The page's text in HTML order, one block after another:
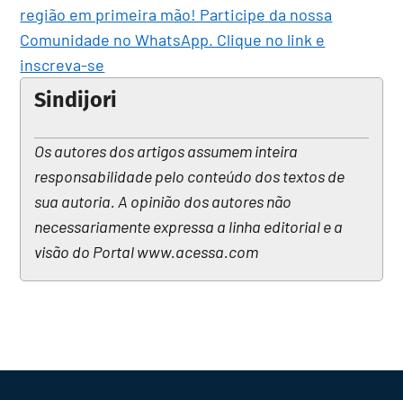
região em primeira mão! Participe da nossa
Comunidade no WhatsApp. Clique no link e
inscreva-se
Sindijori
Os autores dos artigos assumem inteira
responsabilidade pelo conteúdo dos textos de
sua autoria. A opinião dos autores não
necessariamente expressa a linha editorial e a
visão do Portal www.acessa.com